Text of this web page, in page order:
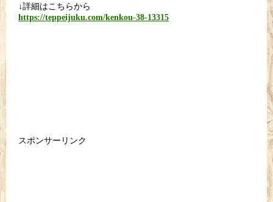
↓詳細はこちらから
https://teppeijuku.com/kenkou-38-13315
スポンサーリンク